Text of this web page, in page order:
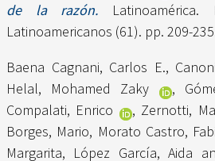
de la razón. Latinoamérica.
Latinoamericanos (61). pp. 209-
Baena Cagnani, Carlos E.,
Helal, Mohamed Zaky
,
Compalati, Enrico
, Zernotti,
Borges, Mario, Morato Castro,
Margarita, López García, Aida